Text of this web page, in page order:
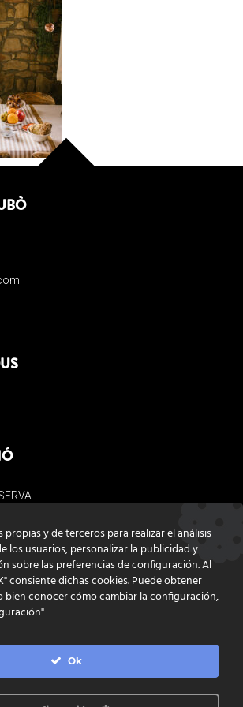
PROGRAMACIÓ INFOACTIVA'T
propias y de terceros para realizar el análisis
los usuarios, personalizar la publicidad y
sobre las preferencias de configuración. Al
consiente dichas cookies. Puede obtener
bien conocer cómo cambiar la configuración,
Ok